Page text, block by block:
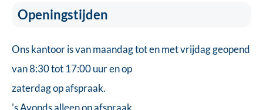
Openingstijden
Ons kantoor is van maandag tot en met vrijdag geopend
van 8:30 tot 17:00 uur en op
zaterdag op afspraak.
's Avonds alleen op afspraak.